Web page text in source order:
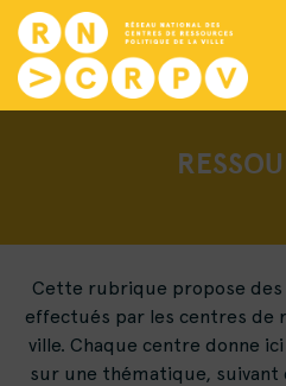
Cette rubrique propose des
effectués par les centres de
ville. Chaque centre donne
sur une thématique,